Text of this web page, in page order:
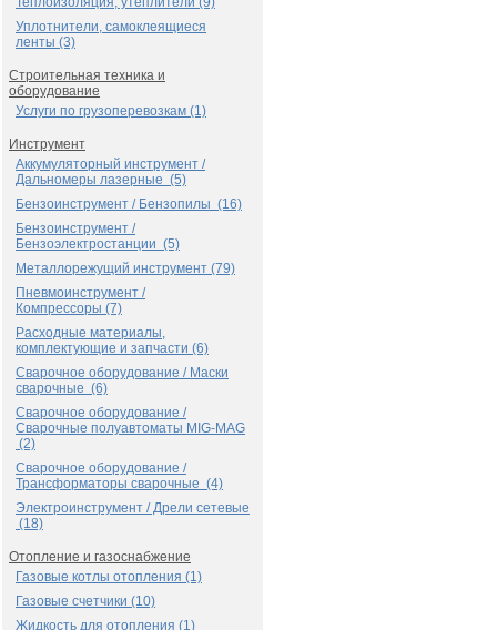
Уплотнители, самоклеящиеся
ленты (3)
Строительная техника и
оборудование
Услуги по грузоперевозкам (1)
Инструмент
Аккумуляторный инструмент /
Дальномеры лазерные (5)
Бензоинструмент / Бензопилы (16)
Бензоинструмент /
Бензоэлектростанции (5)
Металлорежущий инструмент (79)
Пневмоинструмент /
Компрессоры (7)
Расходные материалы,
комплектующие и запчасти (6)
Сварочное оборудование / Маски
сварочные (6)
Сварочное оборудование /
Сварочные полуавтоматы MIG-MAG
(2)
Сварочное оборудование /
Трансформаторы сварочные (4)
Электроинструмент / Дрели сетевые
(18)
Отопление и газоснабжение
Газовые котлы отопления (1)
Газовые счетчики (10)
Жидкость для отопления (1)